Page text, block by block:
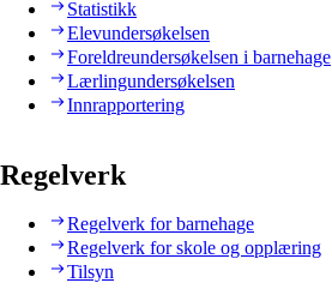
Statistikk
Elevundersøkelsen
Foreldreundersøkelsen i barnehage
Lærlingundersøkelsen
Innrapportering
Regelverk
Regelverk for barnehage
Regelverk for skole og opplæring
Tilsyn